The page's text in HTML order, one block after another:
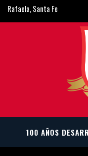
Rafaela, Santa Fe
ligarafaelina@gmail.com